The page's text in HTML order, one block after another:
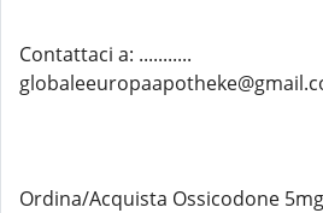
Contattaci a: ...........
Ordina/Acquista Ossicodone